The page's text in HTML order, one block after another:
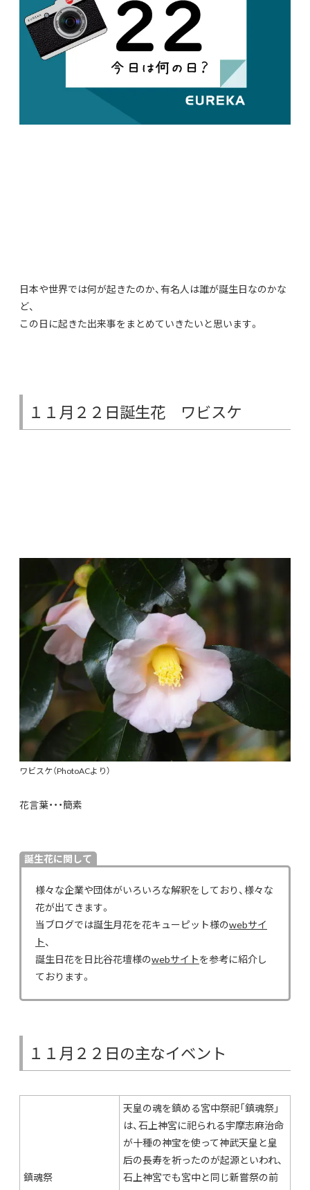
日本や世界では何が起きたのか、有名人は誰が誕生日なのかな
ど、
この日に起きた出来事をまとめていきたいと思います。
１１月２２日誕生花 ワビスケ
ワビスケ（PhotoACより）
花言葉・・・簡素
誕生花に関して
様々な企業や団体がいろいろな解釈をしており、様々な
花が出てきます。
当ブログでは誕生月花を花キューピット様のwebサイ
ト、
誕生日花を日比谷花壇様のwebサイトを参考に紹介し
ております。
１１月２２日の主なイベント
鎮魂祭
天皇の魂を鎮める宮中祭祀「鎮魂祭」
は、石上神宮に祀られる宇摩志麻治命
が十種の神宝を使って神武天皇と皇
后の長寿を祈ったのが起源といわれ、
石上神宮でも宮中と同じ新嘗祭の前